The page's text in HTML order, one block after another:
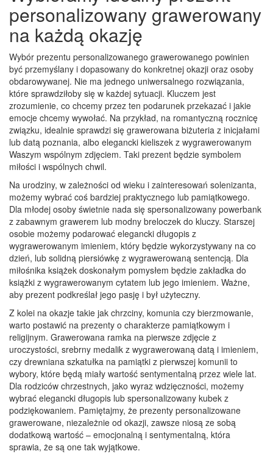
personalizowany grawerowany
na każdą okazję
Wybór prezentu personalizowanego grawerowanego powinien
być przemyślany i dopasowany do konkretnej okazji oraz osoby
obdarowywanej. Nie ma jednego uniwersalnego rozwiązania,
które sprawdziłoby się w każdej sytuacji. Kluczem jest
zrozumienie, co chcemy przez ten podarunek przekazać i jakie
emocje chcemy wywołać. Na przykład, na romantyczną rocznicę
związku, idealnie sprawdzi się grawerowana biżuteria z inicjałami
lub datą poznania, albo elegancki kieliszek z wygrawerowanym
Waszym wspólnym zdjęciem. Taki prezent będzie symbolem
miłości i wspólnych chwil.
Na urodziny, w zależności od wieku i zainteresowań solenizanta,
możemy wybrać coś bardziej praktycznego lub pamiątkowego.
Dla młodej osoby świetnie nada się spersonalizowany powerbank
z zabawnym grawerem lub modny breloczek do kluczy. Starszej
osobie możemy podarować elegancki długopis z
wygrawerowanym imieniem, który będzie wykorzystywany na co
dzień, lub solidną piersiówkę z wygrawerowaną sentencją. Dla
miłośnika książek doskonałym pomysłem będzie zakładka do
książki z wygrawerowanym cytatem lub jego imieniem. Ważne,
aby prezent podkreślał jego pasję i był użyteczny.
Z kolei na okazje takie jak chrzciny, komunia czy bierzmowanie,
warto postawić na prezenty o charakterze pamiątkowym i
religijnym. Grawerowana ramka na pierwsze zdjęcie z
uroczystości, srebrny medalik z wygrawerowaną datą i imieniem,
czy drewniana szkatułka na pamiątki z pierwszej komunii to
wybory, które będą miały wartość sentymentalną przez wiele lat.
Dla rodziców chrzestnych, jako wyraz wdzięczności, możemy
wybrać elegancki długopis lub spersonalizowany kubek z
podziękowaniem. Pamiętajmy, że prezenty personalizowane
grawerowane, niezależnie od okazji, zawsze niosą ze sobą
dodatkową wartość – emocjonalną i sentymentalną, która
sprawia, że są one tak wyjątkowe.